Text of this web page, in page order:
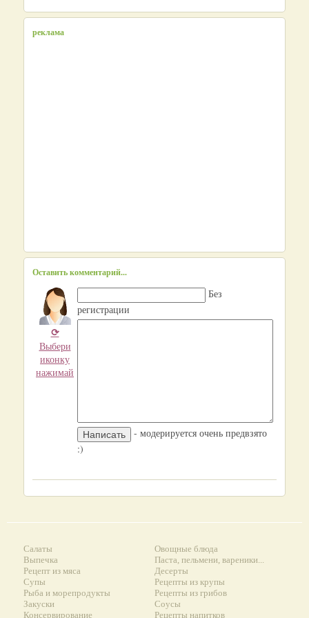
реклама
Оставить комментарий...
⟳
Выбери
иконку
нажимай
Без
регистрации
- модерируется очень предвзято
:)
Салаты
Выпечка
Рецепт из мяса
Супы
Рыба и морепродукты
Закуски
Консервирование
Овощные блюда
Паста, пельмени, вареники...
Десерты
Рецепты из крупы
Рецепты из грибов
Соусы
Рецепты напитков